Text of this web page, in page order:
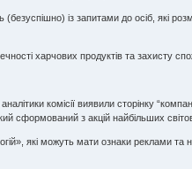
(безуспішно) із запитами до осіб,
харчових продуктів та захисту
комісії виявили сторінку
з акцій найбільших
які можуть мати ознаки реклами